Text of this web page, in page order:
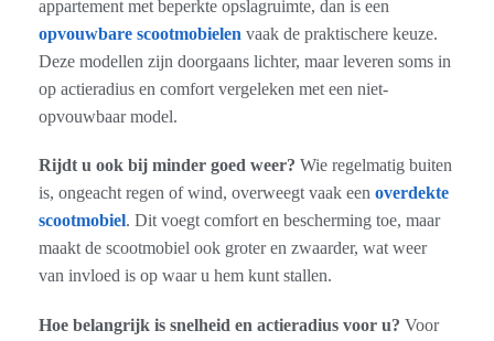
appartement met beperkte opslagruimte, dan is een
opvouwbare scootmobielen vaak de praktischere keuze.
Deze modellen zijn doorgaans lichter, maar leveren soms in
op actieradius en comfort vergeleken met een niet-
opvouwbaar model.
Rijdt u ook bij minder goed weer? Wie regelmatig buiten
is, ongeacht regen of wind, overweegt vaak een overdekte
scootmobiel. Dit voegt comfort en bescherming toe, maar
maakt de scootmobiel ook groter en zwaarder, wat weer
van invloed is op waar u hem kunt stallen.
Hoe belangrijk is snelheid en actieradius voor u? Voor